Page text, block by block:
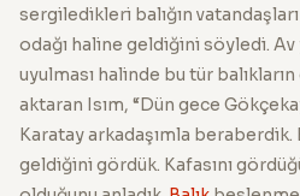
sergiledikleri balığın
odağı haline geldiğini söyledi. Av
uyulması halinde bu tür
aktaran Isım, “Dün gece
Karatay arkadaşımla beraberdik.
geldiğini gördük. Kafasını